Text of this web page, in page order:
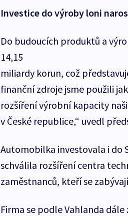
Investice do výroby loni
Do budoucích produktů a
14,15
miliardy korun, což
finanční zdroje jsme použili
rozšíření výrobní kapacity
v České republice,“ uvedl
Automobilka investovala i do
schválila rozšíření centra
zaměstnanců, kteří se
Firma se podle Vahlanda